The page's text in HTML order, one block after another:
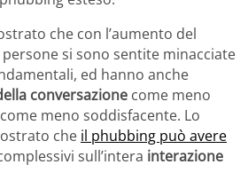
che con l’aumento del
persone si sono sentite minacciate
ed hanno anche
conversazione come meno
come meno soddisfacente. Lo
che il phubbing può avere
sull’intera interazione